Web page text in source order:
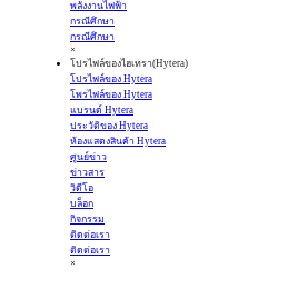
พลังงานไฟฟ้า
กรณีศึกษา
กรณีศึกษา
×
โปรไฟล์ของไฮเทรา(Hytera)
โปรไฟล์ของ Hytera
โพรไฟล์ของ Hytera
แบรนด์ Hytera
ประวัติของ Hytera
ห้องแสดงสินค้า Hytera
ศูนย์ข่าว
ข่าวสาร
วิดีโอ
บล็อก
กิจกรรม
ติดต่อเรา
ติดต่อเรา
×